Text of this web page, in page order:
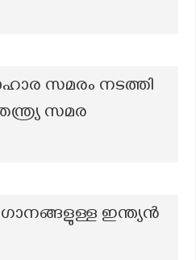
സമരം നടത്തി
സമര
ഇന്ത്യൻ